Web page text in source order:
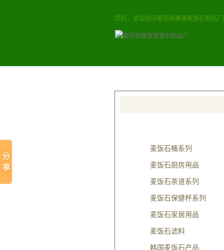
您好，欢迎访问蒙阴县康源麦饭石制品
麦饭石桶系列
麦饭石厨房用品
麦饭石茶道系列
麦饭石保健杯系列
麦饭石家居用品
麦饭石滤料
韩国麦饭石产品